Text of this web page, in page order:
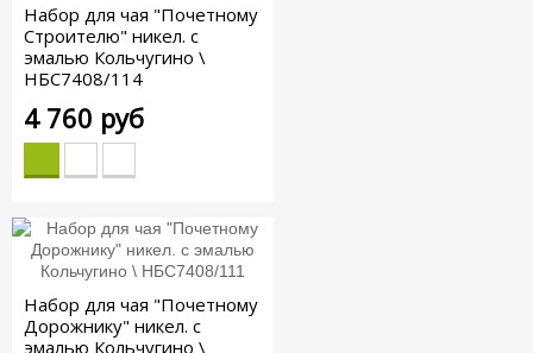
Набор для чая "Почетному
Строителю" никел. с
эмалью Кольчугино \
НБС7408/114
4 760 руб
Набор для чая "Почетному
Дорожнику" никел. с
эмалью Кольчугино \